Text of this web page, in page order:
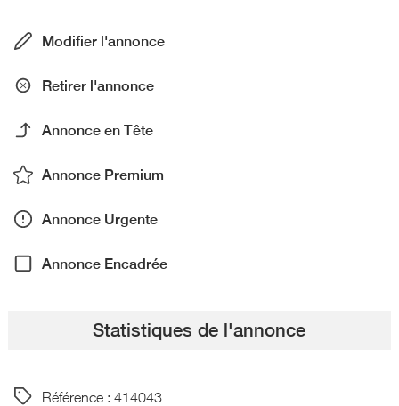
Modifier l'annonce
Retirer l'annonce
Annonce en Tête
Annonce Premium
Annonce Urgente
Annonce Encadrée
Statistiques de l'annonce
Référence : 414043